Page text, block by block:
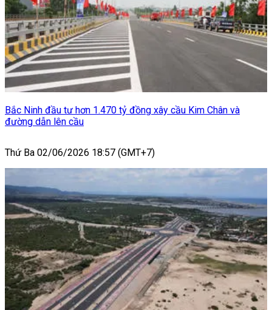
Bắc Ninh đầu tư hơn 1.470 tỷ đồng xây cầu Kim Chân và
đường dẫn lên cầu
Thứ Ba 02/06/2026 18:57 (GMT+7)